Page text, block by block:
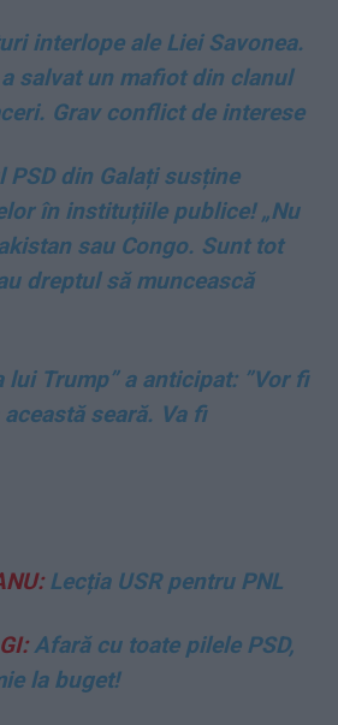
interlope ale Liei Savonea.
salvat un mafiot din clanul
Grav conflict de interese
PSD din Galați susține
în instituțiile publice! „Nu
sau Congo. Sunt tot
dreptul să muncească
lui Trump” a anticipat: ”Vor fi
seară. Va fi
Lecția USR pentru PNL
Afară cu toate pilele PSD,
la buget!